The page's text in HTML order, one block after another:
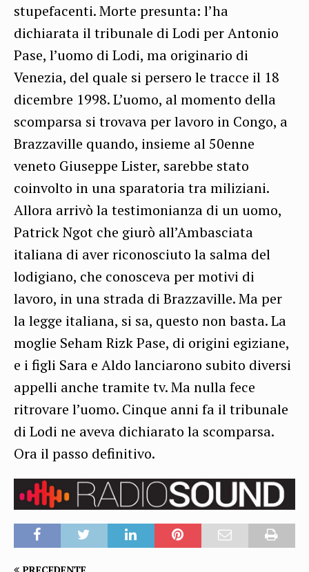
stupefacenti. Morte presunta: l’ha
dichiarata il tribunale di Lodi per Antonio
Pase, l’uomo di Lodi, ma originario di
Venezia, del quale si persero le tracce il 18
dicembre 1998. L’uomo, al momento della
scomparsa si trovava per lavoro in Congo, a
Brazzaville quando, insieme al 50enne
veneto Giuseppe Lister, sarebbe stato
coinvolto in una sparatoria tra miliziani.
Allora arrivò la testimonianza di un uomo,
Patrick Ngot che giurò all’Ambasciata
italiana di aver riconosciuto la salma del
lodigiano, che conosceva per motivi di
lavoro, in una strada di Brazzaville. Ma per
la legge italiana, si sa, questo non basta. La
moglie Seham Rizk Pase, di origini egiziane,
e i figli Sara e Aldo lanciarono subito diversi
appelli anche tramite tv. Ma nulla fece
ritrovare l’uomo. Cinque anni fa il tribunale
di Lodi ne aveva dichiarato la scomparsa.
Ora il passo definitivo.